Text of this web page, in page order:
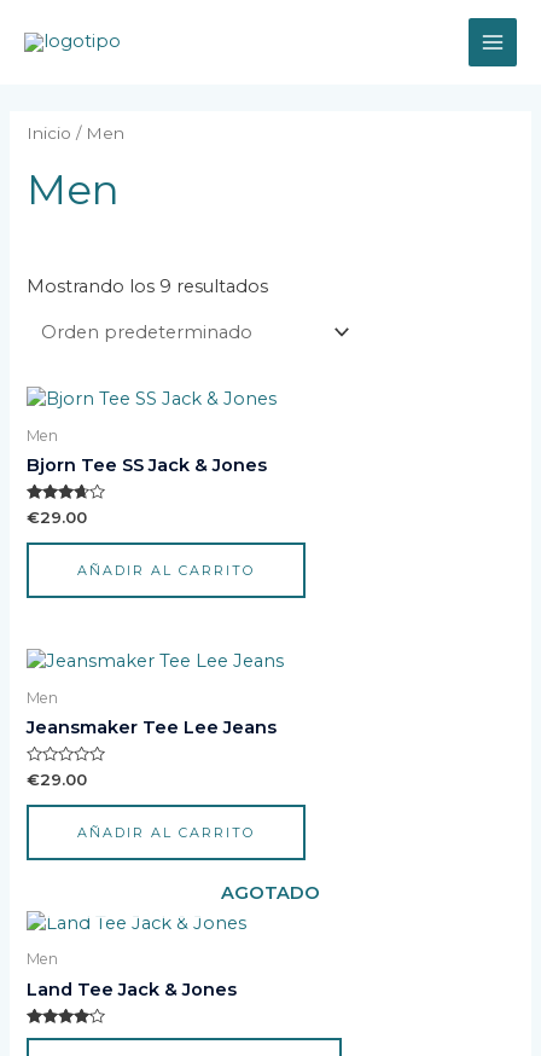
Inicio / Men
Men
Mostrando los 9 resultados
Men
Bjorn Tee SS Jack & Jones
Valorado
con
3.50
€29.00
AÑADIR AL CARRITO
Men
Jeansmaker Tee Lee Jeans
Valorado
con
0
€29.00
AÑADIR AL CARRITO
AGOTADO
Men
Land Tee Jack & Jones
Valorado